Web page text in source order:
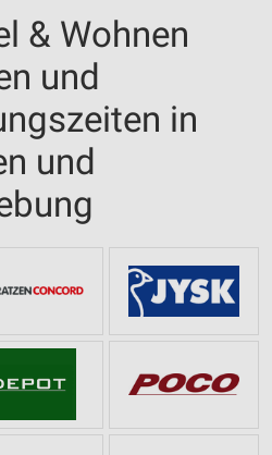
& Wohnen
und
in
und